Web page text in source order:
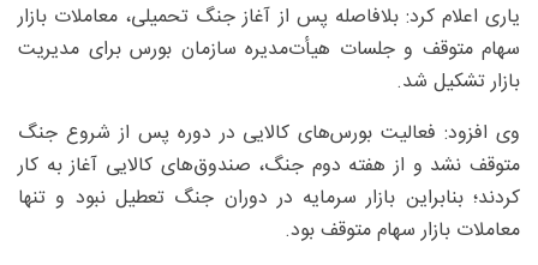
یاری اعلام کرد: بلافاصله پس از آغاز جنگ تحمیلی، معاملات بازار
سهام متوقف و جلسات هیأت‌مدیره سازمان بورس برای مدیریت
بازار تشکیل شد.
وی افزود: فعالیت بورس‌های کالایی در دوره پس از شروع جنگ
متوقف نشد و از هفته دوم جنگ، صندوق‌های کالایی آغاز به کار
کردند؛ بنابراین بازار سرمایه در دوران جنگ تعطیل نبود و تنها
معاملات بازار سهام متوقف بود.